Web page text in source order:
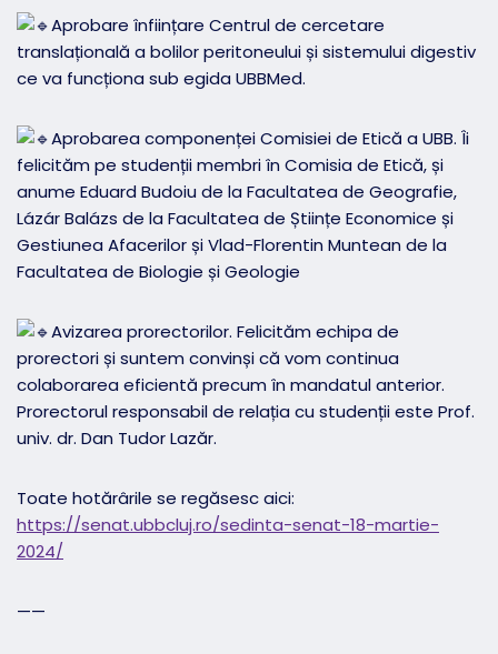
Aprobare înființare Centrul de cercetare
translațională a bolilor peritoneului și sistemului digestiv
ce va funcționa sub egida UBBMed.
Aprobarea componenței Comisiei de Etică a UBB. Îi
felicităm pe studenții membri în Comisia de Etică, și
anume Eduard Budoiu de la Facultatea de Geografie,
Lázár Balázs de la Facultatea de Științe Economice și
Gestiunea Afacerilor și Vlad-Florentin Muntean de la
Facultatea de Biologie și Geologie
Avizarea prorectorilor. Felicităm echipa de
prorectori și suntem convinși că vom continua
colaborarea eficientă precum în mandatul anterior.
Prorectorul responsabil de relația cu studenții este Prof.
univ. dr. Dan Tudor Lazăr.
Toate hotărârile se regăsesc aici:
https://senat.ubbcluj.ro/sedinta-senat-18-martie-
2024/
——